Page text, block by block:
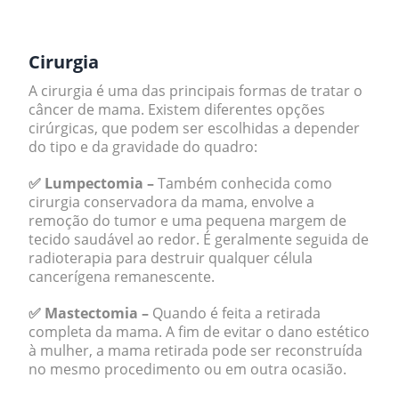
Cirurgia
A cirurgia é uma das principais formas de tratar o
câncer de mama. Existem diferentes opções
cirúrgicas, que podem ser escolhidas a depender
do tipo e da gravidade do quadro:
✅ Lumpectomia –Também conhecida como
cirurgia conservadora da mama, envolve a
remoção do tumor e uma pequena margem de
tecido saudável ao redor. É geralmente seguida de
radioterapia para destruir qualquer célula
cancerígena remanescente.
✅ Mastectomia – Quando é feita a retirada
completa da mama. A fim de evitar o dano estético
à mulher, a mama retirada pode ser reconstruída
no mesmo procedimento ou em outra ocasião.